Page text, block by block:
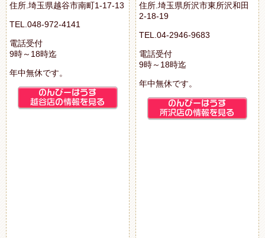
住所.埼玉県越谷市南町1-17-13
TEL.048-972-4141
電話受付
9時～18時迄
年中無休です。
住所.埼玉県所沢市東所沢和田
2-18-19
TEL.04-2946-9683
電話受付
9時～18時迄
年中無休です。